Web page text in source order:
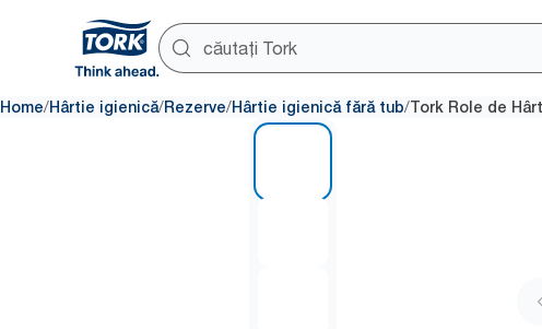
Home/Hârtie igienică/Rezerve/Hârtie igienică fără tub/Tork Role de